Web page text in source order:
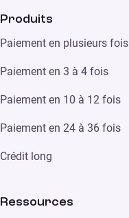
Produits
Paiement en plusieurs fois
Paiement en 3 à 4 fois
Paiement en 10 à 12 fois
Paiement en 24 à 36 fois
Crédit long
Ressources